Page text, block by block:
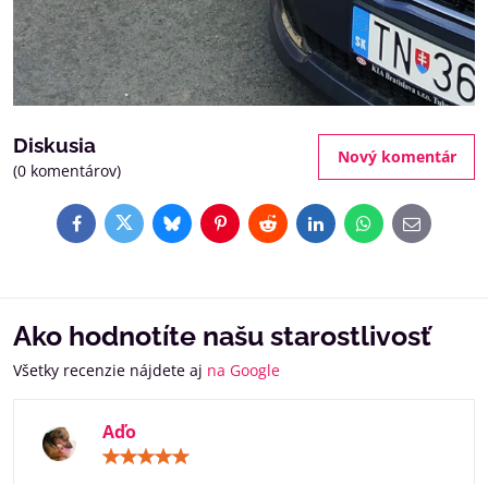
Diskusia
(0 komentárov)
Nový komentár
FacebookTwitterBlueskyPinterestRedditLinkedInWhatsApp
E-
mail
Ako hodnotíte našu starostlivosť
Všetky recenzie nájdete aj na Google
Aďo